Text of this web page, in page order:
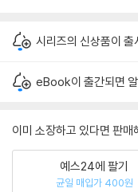
시리즈의 신상품이
eBook이 출간되면
이미 소장하고 있다면 판매
예스24에 팔기
균일 매입가 400원